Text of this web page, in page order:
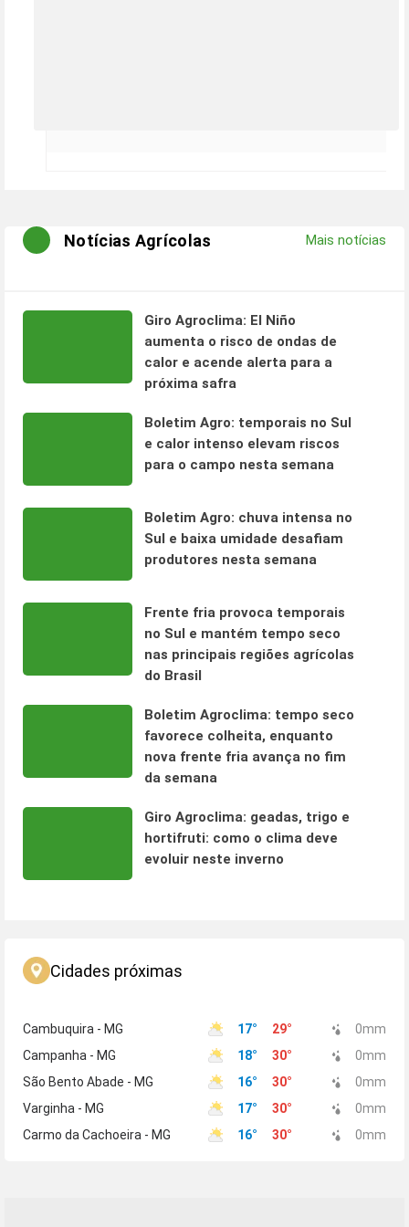
Notícias Agrícolas Mais notícias
Giro Agroclima: El Niño
aumenta o risco de ondas de
calor e acende alerta para a
próxima safra
Boletim Agro: temporais no Sul
e calor intenso elevam riscos
para o campo nesta semana
Boletim Agro: chuva intensa no
Sul e baixa umidade desafiam
produtores nesta semana
Frente fria provoca temporais
no Sul e mantém tempo seco
nas principais regiões agrícolas
do Brasil
Boletim Agroclima: tempo seco
favorece colheita, enquanto
nova frente fria avança no fim
da semana
Giro Agroclima: geadas, trigo e
hortifruti: como o clima deve
evoluir neste inverno
Cidades próximas
Cambuquira - MG 17° 29° 0mm
Campanha - MG
18° 30° 0mm
São Bento Abade - MG
16° 30° 0mm
Varginha - MG
17° 30° 0mm
Carmo da Cachoeira - MG
16° 30° 0mm